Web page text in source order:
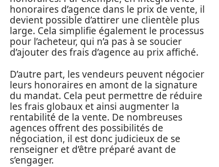
honoraires d’agence dans le prix de vente, il
devient possible d’attirer une clientèle plus
large. Cela simplifie également le processus
pour l’acheteur, qui n’a pas à se soucier
d’ajouter des frais d’agence au prix affiché.
D’autre part, les vendeurs peuvent négocier
leurs honoraires en amont de la signature
du mandat. Cela peut permettre de réduire
les frais globaux et ainsi augmenter la
rentabilité de la vente. De nombreuses
agences offrent des possibilités de
négociation, il est donc judicieux de se
renseigner et d’être préparé avant de
s’engager.